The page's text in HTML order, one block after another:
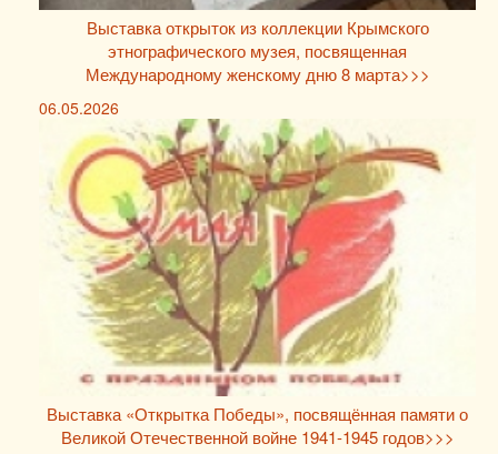
Выставка открыток из коллекции Крымского
этнографического музея, посвященная
Международному женскому дню 8 марта>>>
06.05.2026
Выставка «Открытка Победы», посвящённая памяти о
Великой Отечественной войне 1941-1945 годов>>>